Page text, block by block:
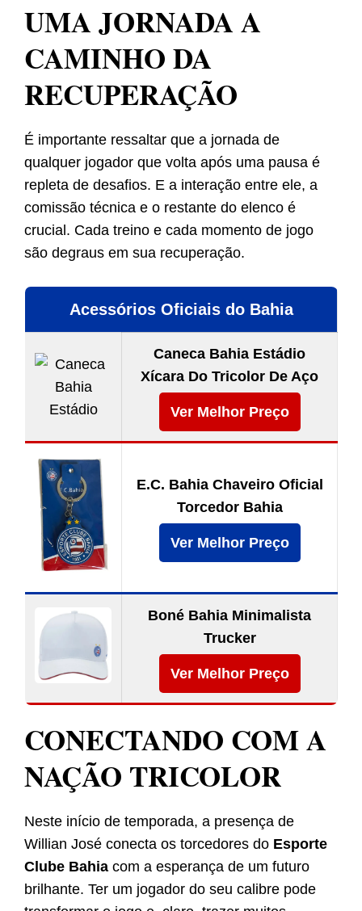
UMA JORNADA A
CAMINHO DA
RECUPERAÇÃO
É importante ressaltar que a jornada de
qualquer jogador que volta após uma pausa é
repleta de desafios. E a interação entre ele, a
comissão técnica e o restante do elenco é
crucial. Cada treino e cada momento de jogo
são degraus em sua recuperação.
Acessórios Oficiais do Bahia
Caneca Bahia Estádio
Xícara Do Tricolor De Aço
Ver Melhor Preço
E.C. Bahia Chaveiro Oficial
Torcedor Bahia
Ver Melhor Preço
Boné Bahia Minimalista
Trucker
Ver Melhor Preço
CONECTANDO COM A
NAÇÃO TRICOLOR
Neste início de temporada, a presença de
Willian José conecta os torcedores do Esporte
Clube Bahia com a esperança de um futuro
brilhante. Ter um jogador do seu calibre pode